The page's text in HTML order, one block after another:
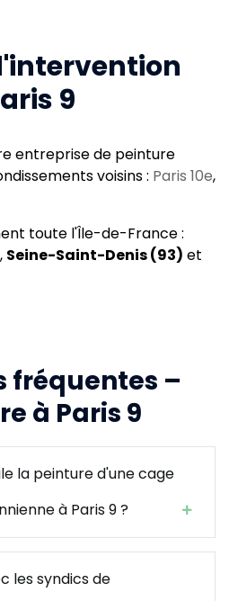
9
entreprise de peinture
voisins : Paris 10e,
toute l'Île-de-France :
, Seine-Saint-Denis (93) et
fréquentes –
à Paris 9
la peinture d'une cage
à Paris 9 ?
les syndics de